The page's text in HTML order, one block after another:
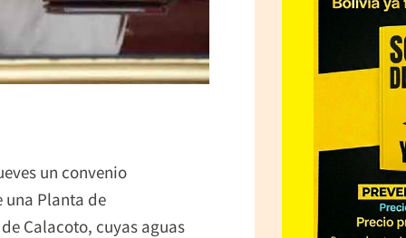
un convenio
Planta de
Calacoto, cuyas aguas